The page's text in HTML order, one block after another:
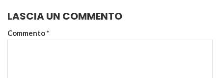
LASCIA UN COMMENTO
Commento*